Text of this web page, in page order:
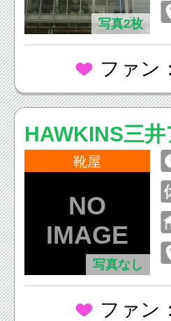
写真2枚
ファン
HAWKINS三
大沢店靴屋
写真なし
ファン